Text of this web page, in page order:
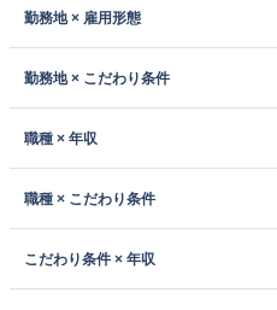
勤務地 × 雇用形態
勤務地 × こだわり条件
職種 × 年収
職種 × こだわり条件
こだわり条件 × 年収